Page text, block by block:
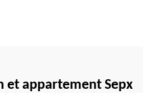
et appartement Sepx